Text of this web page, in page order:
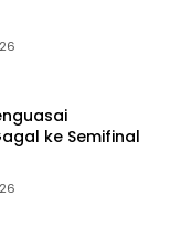
ke Semifinal